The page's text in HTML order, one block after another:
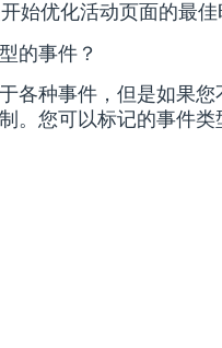
始优化活动页面的最
的事件？
各种事件，但是如果
。您可以标记的事件类